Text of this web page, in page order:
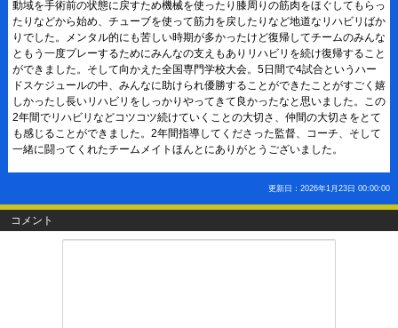
動域を手術前の状態に戻すため機械を使ったり膝周りの筋肉をほぐしてもらっ
たりなどから始め、チューブを使って筋力を戻したりなど地道なリハビリばか
りでした。メンタル的にも苦しい時期が多かったけど復帰してチームのみんな
ともう一度プレーするためにみんなの支えもありリハビリを続け復帰すること
ができました。そして向かえた全国専門学校大会。5日間で4試合というハー
ドスケジュールの中、みんなに助けられ優勝することができたことがすごく嬉
しかったし長いリハビリをしっかりやってきて良かったなと思いました。この
2年間でリハビリなどコツコツ続けていくことの大切さ、仲間の大切さをとて
も感じることができました。2年間指導してくださった監督、コーチ、そして
一緒に闘ってくれたチームメイトほんとにありがとうございました。
更新日：2026年1月23日 00:00:00
コメント